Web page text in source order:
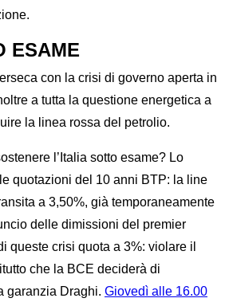
ESAME
con la crisi di governo aperta in
a tutta la questione energetica a
la linea rossa del petrolio.
l’Italia sotto esame? Lo
quotazioni del 10 anni BTP: la line
a 3,50%, già temporaneamente
delle dimissioni del premier
queste crisi quota a 3%: violare il
che la BCE deciderà di
garanzia Draghi. Giovedì alle 16.00